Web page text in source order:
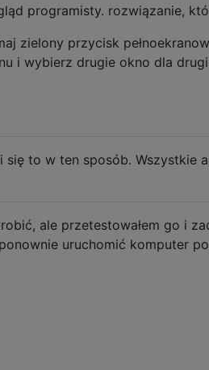
programisty. rozwiązanie,
zielony przycisk
i wybierz drugie okno dla
się to w ten sposób. Wszystkie
ale przetestowałem go i
uruchomić komputer